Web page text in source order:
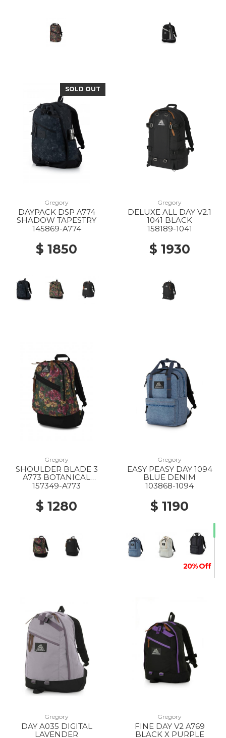
SOLD OUT
Gregory
DAYPACK DSP A774
SHADOW TAPESTRY
145869-A774
$ 1850
Gregory
DELUXE ALL DAY V2.1
1041 BLACK
158189-1041
$ 1930
Gregory
SHOULDER BLADE 3
A773 BOTANICAL
TAPESTRY
157349-A773
$ 1280
Gregory
EASY PEASY DAY 1094
BLUE DENIM
103868-1094
$ 1190
20% Off
30% Off
20% Off
Gregory
DAY A035 DIGITAL
LAVENDER
Gregory
FINE DAY V2 A769
BLACK X PURPLE